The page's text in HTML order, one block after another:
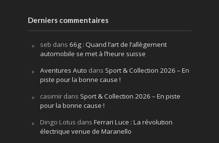
Derniers commentaires
seb dans 66g : Quand l’art de l’allègement
automobile se met à l’heure suisse
Aventures Auto dans Sport & Collection 2026 – En
piste pour la bonne cause !
casimirdans Sport & Collection 2026 – En piste
pour la bonne cause !
Dingo Lotus dans Ferrari Luce : La révolution
électrique venue de Maranello